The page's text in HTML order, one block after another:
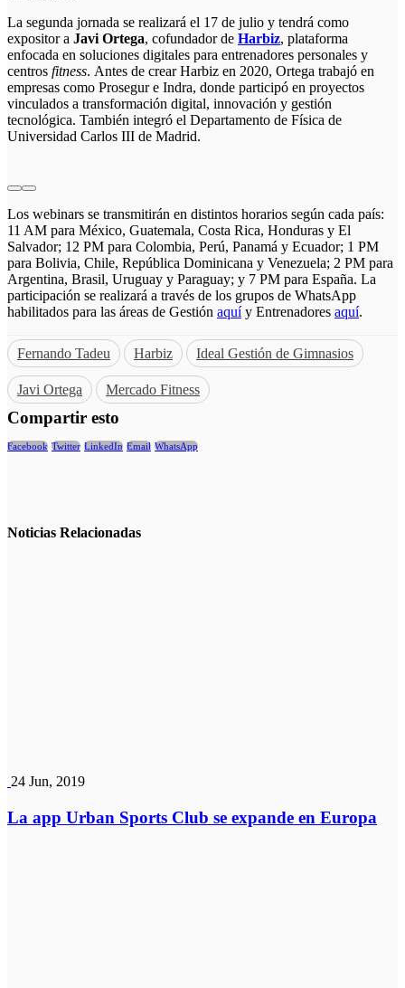
La segunda jornada se realizará el 17 de julio y tendrá como
expositor a Javi Ortega, cofundador de Harbiz, plataforma
enfocada en soluciones digitales para entrenadores personales y
centros fitness. Antes de crear Harbiz en 2020, Ortega trabajó en
empresas como Prosegur e Indra, donde participó en proyectos
vinculados a transformación digital, innovación y gestión
tecnológica. También integró el Departamento de Física de
Universidad Carlos III de Madrid.
Los webinars se transmitirán en distintos horarios según cada país:
11 AM para México, Guatemala, Costa Rica, Honduras y El
Salvador; 12 PM para Colombia, Perú, Panamá y Ecuador; 1 PM
para Bolivia, Chile, República Dominicana y Venezuela; 2 PM para
Argentina, Brasil, Uruguay y Paraguay; y 7 PM para España. La
participación se realizará a través de los grupos de WhatsApp
habilitados para las áreas de Gestión aquíy Entrenadores aquí.
Fernando Tadeu Harbiz Ideal Gestión de Gimnasios
Javi Ortega Mercado Fitness
Compartir esto
Facebook Twitter LinkedIn Email WhatsApp
Noticias Relacionadas
24 Jun, 2019
La app Urban Sports Club se expande en Europa